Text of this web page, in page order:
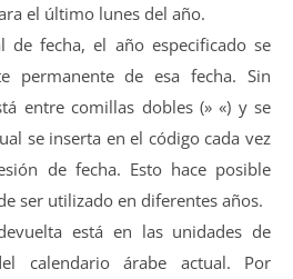
el último lunes del año.
de fecha, el año especificado se
permanente de esa fecha. Sin
entre comillas dobles (» «) y se
se inserta en el código cada vez
de fecha. Esto hace posible
ser utilizado en diferentes años.
está en las unidades de
calendario árabe actual. Por